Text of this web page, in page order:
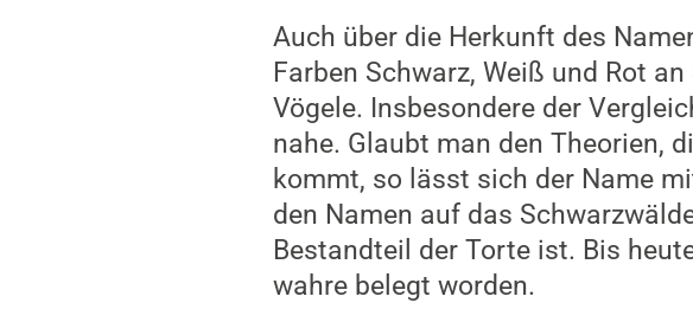
Auch über die Herkunft des
Farben Schwarz, Weiß und Rot
Vögele. Insbesondere der
nahe. Glaubt man den Theorien,
kommt, so lässt sich der Name
den Namen auf das
Bestandteil der Torte ist. Bis
wahre belegt worden.